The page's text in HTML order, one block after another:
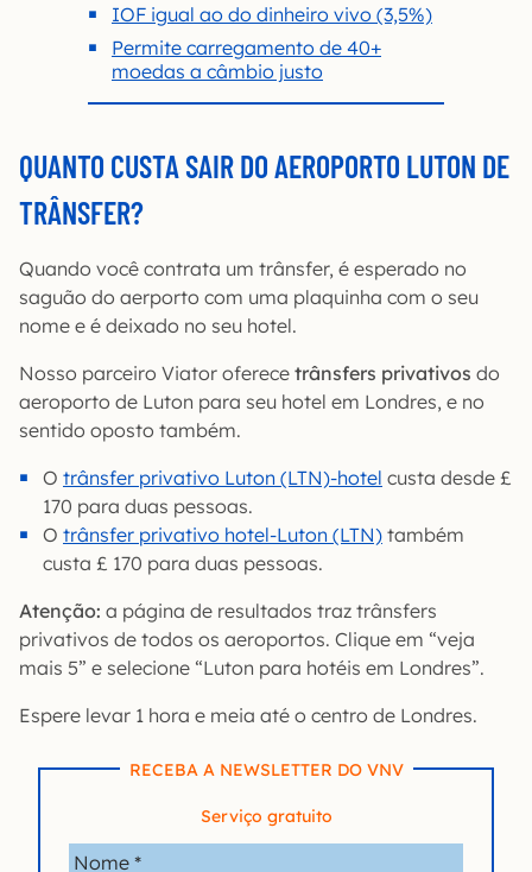
IOF igual ao do dinheiro vivo (3,5%)
Permite carregamento de 40+
moedas a câmbio justo
QUANTO CUSTA SAIR DO AEROPORTO LUTON DE
TRÂNSFER?
Quando você contrata um trânsfer, é esperado no
saguão do aerporto com uma plaquinha com o seu
nome e é deixado no seu hotel.
Nosso parceiro Viator oferece trânsfers privativos do
aeroporto de Luton para seu hotel em Londres, e no
sentido oposto também.
O trânsfer privativo Luton (LTN)-hotel custa desde £
170 para duas pessoas.
O trânsfer privativo hotel-Luton (LTN) também
custa £ 170 para duas pessoas.
Atenção: a página de resultados traz trânsfers
privativos de todos os aeroportos. Clique em “veja
mais 5” e selecione “Luton para hotéis em Londres”.
Espere levar 1 hora e meia até o centro de Londres.
RECEBA A NEWSLETTER DO VNV
Serviço gratuito